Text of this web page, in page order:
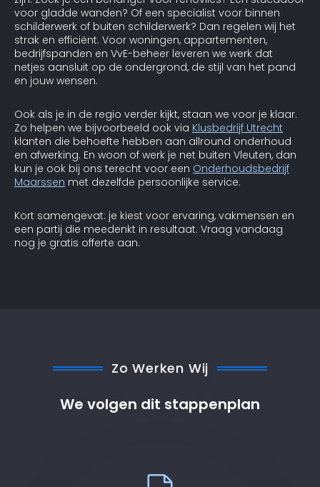
voor gladde wanden? Of een specialist voor binnen
schilderwerk of buiten schilderwerk? Dan regelen wij het
strak en efficiënt. Voor woningen, appartementen,
bedrijfspanden en VvE-beheer leveren we werk dat
netjes aansluit op de ondergrond, de stijl van het pand
en jouw wensen.
Ook als je in de regio verder kijkt, staan we voor je klaar.
Zo helpen we bijvoorbeeld ook via Klusbedrijf Utrecht
klanten die behoefte hebben aan allround onderhoud
en afwerking. En woon of werk je net buiten Vleuten, dan
kun je ook bij ons terecht voor een Onderhoudsbedrijf
Maarssen met dezelfde persoonlijke service.
Kort samengevat: je kiest voor ervaring, vakmensen en
een partij die meedenkt in resultaat. Vraag vandaag
nog je gratis offerte aan.
Zo Werken Wij
We volgen dit stappenplan